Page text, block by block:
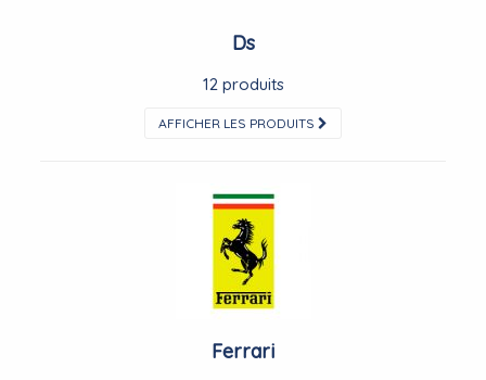
Ds
12 produits
AFFICHER LES PRODUITS
Ferrari